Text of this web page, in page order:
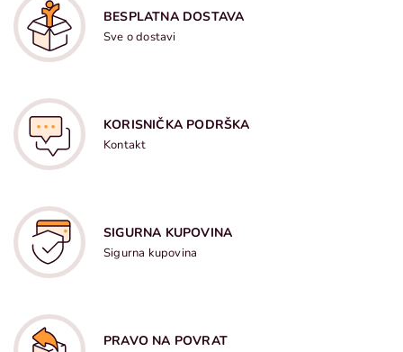
BESPLATNA DOSTAVA
Sve o dostavi
KORISNIČKA PODRŠKA
Kontakt
SIGURNA KUPOVINA
Sigurna kupovina
PRAVO NA POVRAT